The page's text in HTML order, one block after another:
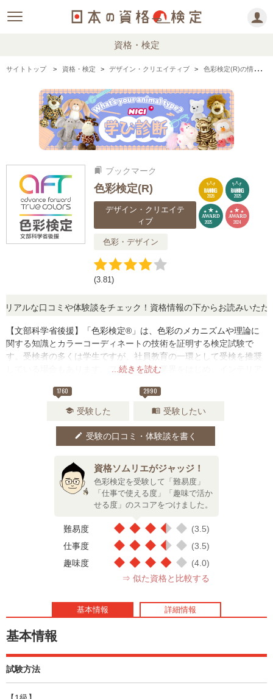
資格・検定
サイトトップ 資格・検定 デザイン・クリエイティブ 色彩検定(R)の情報まとめ・口コミ・体験談
bookmarks ブックマーク
色彩検定(R)
デザイン・クリエイテ
ィブ
色彩・デザイン
(3.81)
RANKING
2026
RANKING
2025
AWARD
2025
AWARD
2024
な口コミや体験談をチェック！資格情報の下からお読みいただけま
...続きを読む
【文部科学省後援】「色彩検定®」は、色彩のメカニズムや理論に
関する知識とカラーコーディネートの技術を証明する検定試験で
す。受検者の多くは学生ですが、社員教育の一環として受検を推奨
している場合もあります。ファッション業界をはじめ、インテリア
きるでしょう。
1760
school 受験した
2990
menu_book 受験したい
edit 受験の口コミ・体験談を書く
資格ソムリエがジャッジ！
色彩検定を受験して「難易度」
「仕事で使える度」「趣味で活か
せる度」のスコアをつけました。
難易度
(3.5)
仕事度
(3.5)
趣味度
(4.0)
⇒ 似た資格と比較する
基本情報 詳細情報
基本情報
試験方法